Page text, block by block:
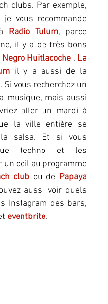
clubs. Par exemple,
vous recommande
Radio Tulum, parce
il y a de très bons
Negro Huitlacoche , La
il y a aussi de la
vous recherchez un
musique, mais aussi
la ville entière se
salsa. Et si vous
techno et les
un oeil au programme
club ou de Papaya
aussi voir quels
Instagram des bars,
eventbrite.